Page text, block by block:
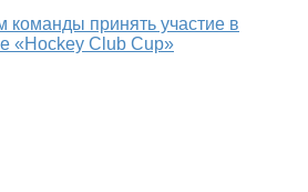
команды принять участие в
«Hockey Club Cup»